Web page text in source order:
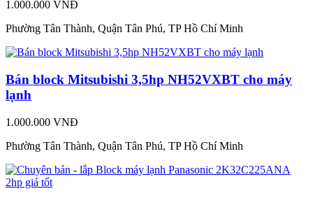
1.000.000 VNĐ
Phường Tân Thành, Quận Tân Phú, TP Hồ Chí Minh
Bán block Mitsubishi 3,5hp NH52VXBT cho máy
lạnh
1.000.000 VNĐ
Phường Tân Thành, Quận Tân Phú, TP Hồ Chí Minh